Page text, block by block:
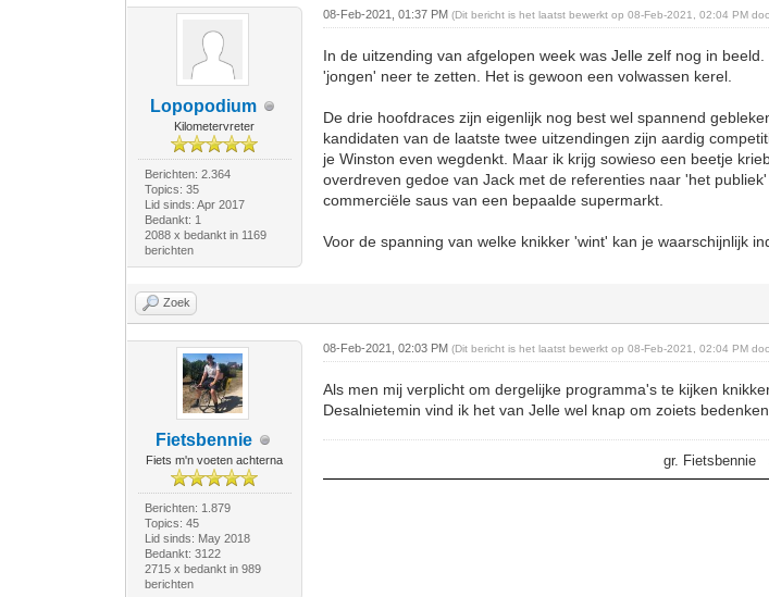
Lopopodium
Kilometervreter
Berichten: 2.364
Topics: 35
Lid sinds: Apr 2017
Bedankt: 1
2088 x bedankt in 1169
berichten
08-Feb-2021, 01:37 PM(Dit bericht is het laatst bewerkt op 08-Feb-2021, 02:04 PM
In de uitzending van afgelopen week was Jelle zelf nog in
'jongen' neer te zetten. Het is gewoon een volwassen kerel.
De drie hoofdraces zijn eigenlijk nog best wel spannend
kandidaten van de laatste twee uitzendingen zijn aardig
je Winston even wegdenkt. Maar ik krijg sowieso een beetje
overdreven gedoe van Jack met de referenties naar 'het
commerciële saus van een bepaalde supermarkt.
Voor de spanning van welke knikker 'wint' kan je waarschijnlijk
Zoek
Fietsbennie
Fiets m'n voeten achterna
Berichten: 1.879
Topics: 45
Lid sinds: May 2018
Bedankt: 3122
2715 x bedankt in 989
berichten
08-Feb-2021, 02:03 PM(Dit bericht is het laatst bewerkt op 08-Feb-2021, 02:04 PM
Als men mij verplicht om dergelijke programma's te kijken
Desalnietemin vind ik het van Jelle wel knap om zoiets
gr. Fietsbennie